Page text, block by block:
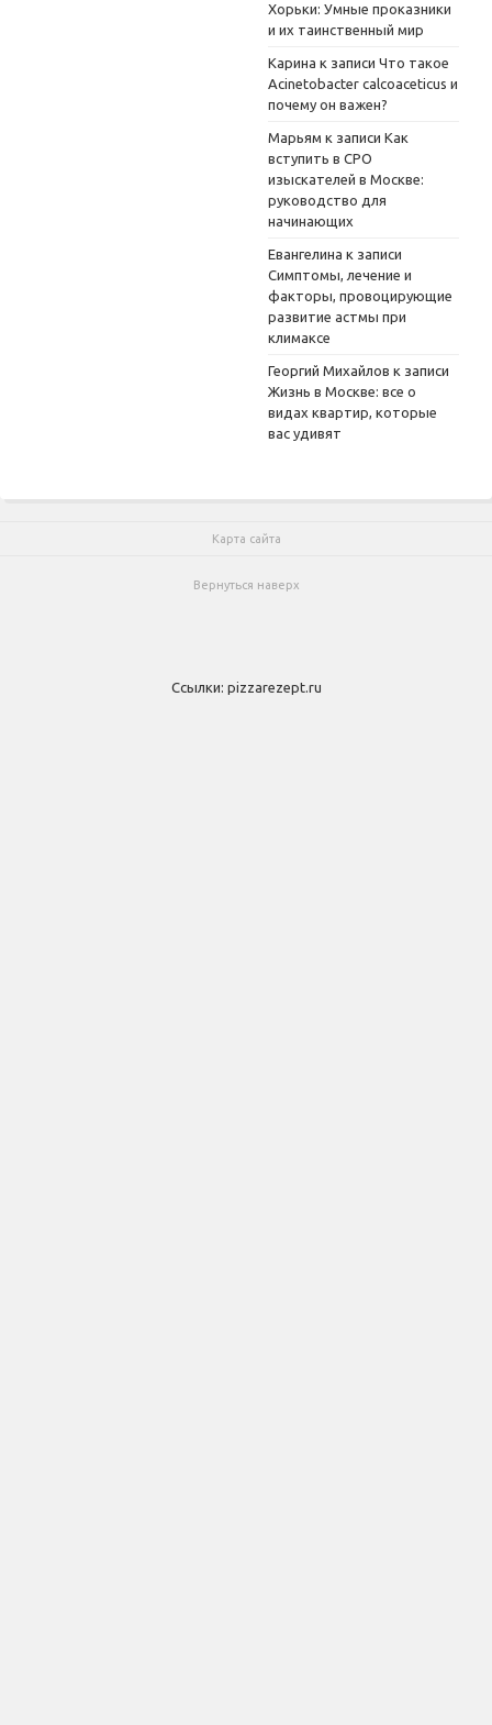
Хорьки: Умные проказники
и их таинственный мир
Карина к записи Что такое
Acinetobacter calcoaceticus и
почему он важен?
Марьям к записи Как
вступить в СРО
изыскателей в Москве:
руководство для
начинающих
Евангелина к записи
Симптомы, лечение и
факторы, провоцирующие
развитие астмы при
климаксе
Георгий Михайлов к записи
Жизнь в Москве: все о
видах квартир, которые
вас удивят
Карта сайта
Вернуться наверх
Ссылки: pizzarezept.ru